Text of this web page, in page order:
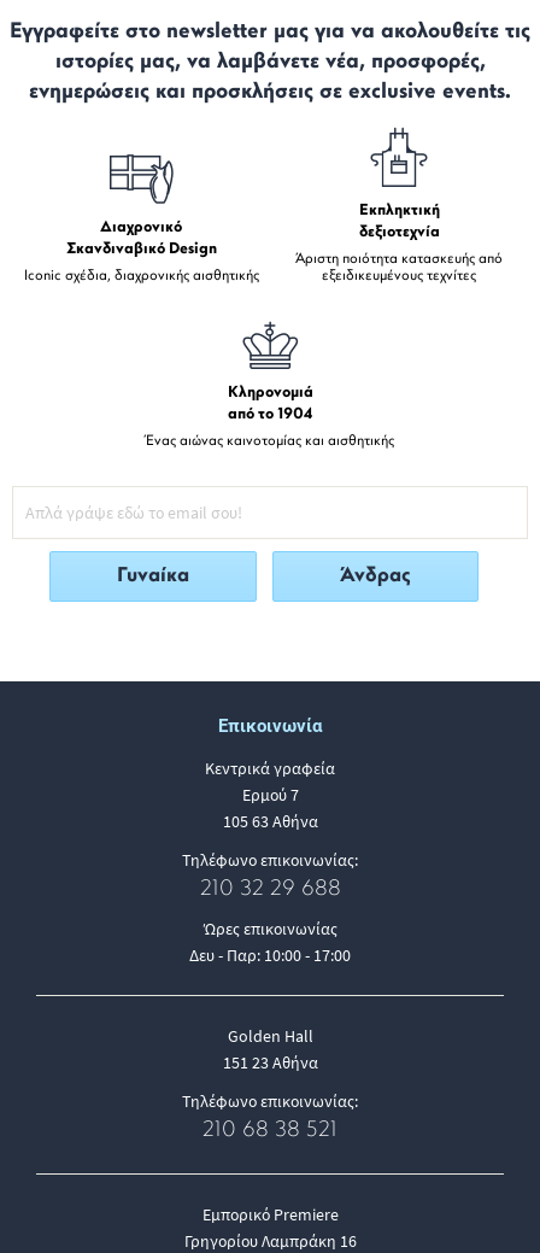
Εγγραφείτε στο newsletter μας για να ακολουθείτε τις
ιστορίες μας, να λαμβάνετε νέα, προσφορές,
ενημερώσεις και προσκλήσεις σε exclusive events.
Διαχρονικό
Σκανδιναβικό Design
Iconic σχέδια, διαχρονικής αισθητικής
Εκπληκτική
δεξιοτεχνία
Άριστη ποιότητα κατασκευής από
εξειδικευμένους τεχνίτες
Κληρονομιά
από το 1904
Ένας αιώνας καινοτομίας και αισθητικής
Γυναίκα Άνδρας
Επικοινωνία
Κεντρικά γραφεία
Ερμού 7
105 63 Αθήνα
Τηλέφωνο επικοινωνίας:
210 32 29 688
Ώρες επικοινωνίας
Δευ - Παρ: 10:00 - 17:00
Golden Hall
151 23 Αθήνα
Τηλέφωνο επικοινωνίας:
210 68 38 521
Εμπορικό Premiere
Γρηγορίου Λαμπράκη 16